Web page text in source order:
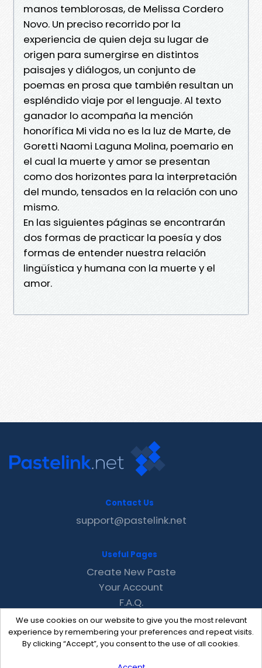
manos temblorosas, de Melissa Cordero
Novo. Un preciso recorrido por la
experiencia de quien deja su lugar de
origen para sumergirse en distintos
paisajes y diálogos, un conjunto de
poemas en prosa que también resultan un
espléndido viaje por el lenguaje. Al texto
ganador lo acompaña la mención
honorífica Mi vida no es la luz de Marte, de
Goretti Naomi Laguna Molina, poemario en
el cual la muerte y amor se presentan
como dos horizontes para la interpretación
del mundo, tensados en la relación con uno
mismo.
En las siguientes páginas se encontrarán
dos formas de practicar la poesía y dos
formas de entender nuestra relación
lingüística y humana con la muerte y el
amor.
We use cookies on our website to give you the most relevant
experience by remembering your preferences and repeat visits.
By clicking “Accept”, you consent to the use of all cookies.
Contact Us
support@pastelink.net
Useful Pages
Create New Paste
Your Account
F.A.Q.
Recent
Contact